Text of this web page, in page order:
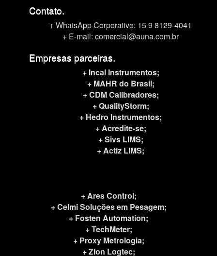
Contato.
+ WhatsApp Corporativo: 15 9 8129-4041
+ E-mail: comercial@auna.com.br
Empresas parceiras.
+ Incal Instrumentos;
+ MAHR do Brasil;
+ CDM Calibradores;
+ QualityStorm;
+ Hedro Instrumentos;
+ Acredite-se;
+ Sivs LIMS;
+ Actiz LIMS;
+ Ares Control;
+ Celmi Soluções em Pesagem;
+ Fosten Automation;
+ TechMeter;
+ Proxy Metrologia;
+ Zion Logtec;